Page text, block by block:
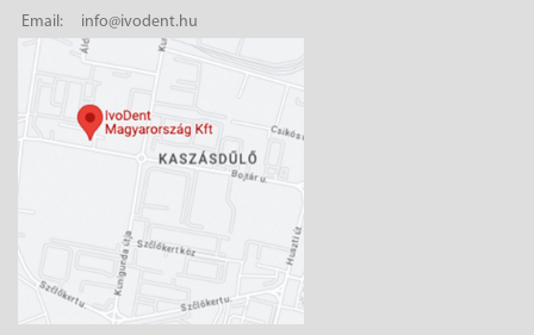
Email:
info@ivodent.hu